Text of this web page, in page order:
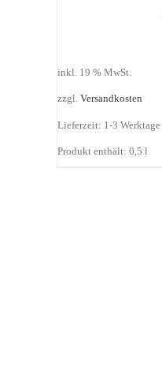
inkl. 19 % MwSt.
zzgl. Versandkosten
Lieferzeit: 1-3 Werktage
Produkt enthält: 0,5 l